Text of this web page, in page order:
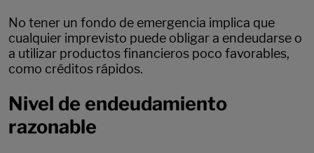
No tener un fondo de emergencia implica que
cualquier imprevisto puede obligar a endeudarse o
a utilizar productos financieros poco favorables,
como créditos rápidos.
Nivel de endeudamiento
razonable